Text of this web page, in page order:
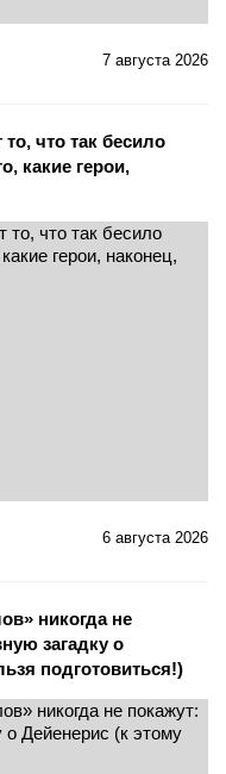
7 августа 2026
что так бесило
какие герои,
6 августа 2026
никогда не
загадку о
подготовиться!)